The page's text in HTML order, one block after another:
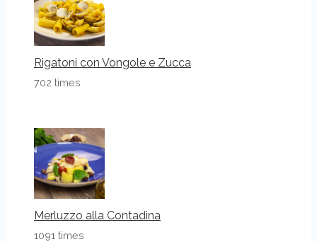
Rigatoni con Vongole e Zucca
702 times
Merluzzo alla Contadina
1091 times